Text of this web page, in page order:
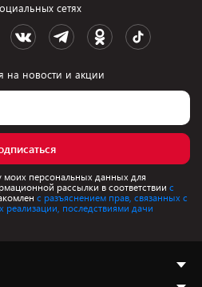
сетях
на новости и акции
моих персональных данных для
рассылки в соответствии с
с разъяснением прав, связанных с
последствиями дачи